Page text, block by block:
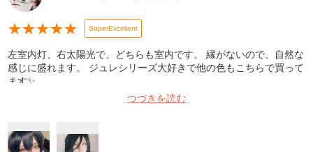
★★★★★ SuperExcellent
左室内灯、右太陽光で、どちらも室内です。 縁がないので、自然な
感じに盛れます。 ジュレシリーズ大好きで他の色もこちらで買って
ます✨
つづきを読む